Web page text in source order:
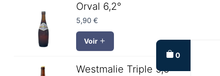
Orval 6,2°
5,90 €
Voir
Westmalie Triple 9,5°
0